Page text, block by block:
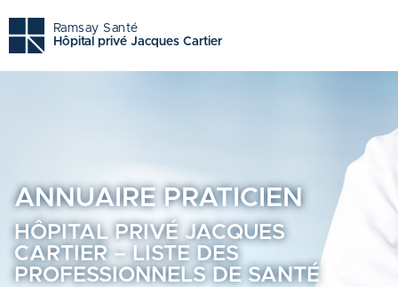
Ramsay Santé
Hôpital privé Jacques Cartier
ANNUAIRE PRATICIEN
HÔPITAL PRIVÉ JACQUES
CARTIER – LISTE DES
PROFESSIONNELS DE SANTÉ